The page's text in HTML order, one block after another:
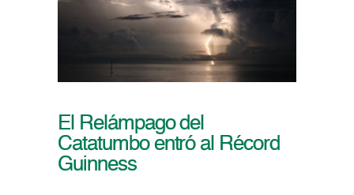
El Relámpago del
Catatumbo entró al Récord
Guinness